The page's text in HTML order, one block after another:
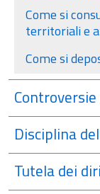
Come si
territoriali e
Come si
Disciplina
Tutela dei